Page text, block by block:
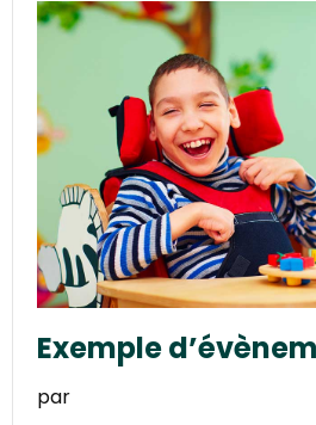
Exemple
par